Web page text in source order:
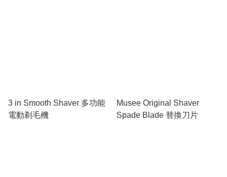
3 in Smooth Shaver 多功能
電動剃毛機
Musee Original Shaver
Spade Blade 替換刀片